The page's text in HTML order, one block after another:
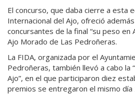
El concurso, que daba cierre a esta
Internacional del Ajo, ofreció
concursantes de la final “su peso en
Ajo Morado de Las Pedroñeras.
La FIDA, organizada por el
Pedroñeras, también llevó a cabo la
Ajo”, en el que participaron diez
premios se entregaron el mismo día